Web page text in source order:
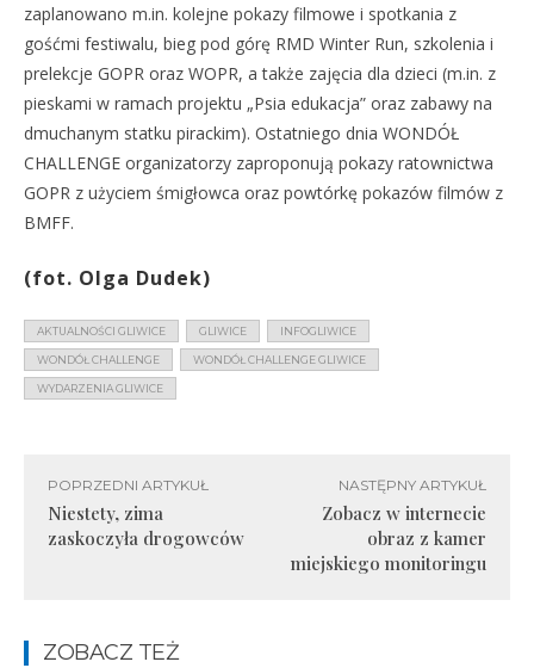
zaplanowano m.in. kolejne pokazy filmowe i spotkania z
gośćmi festiwalu, bieg pod górę RMD Winter Run, szkolenia i
prelekcje GOPR oraz WOPR, a także zajęcia dla dzieci (m.in. z
pieskami w ramach projektu „Psia edukacja” oraz zabawy na
dmuchanym statku pirackim). Ostatniego dnia WONDÓŁ
CHALLENGE organizatorzy zaproponują pokazy ratownictwa
GOPR z użyciem śmigłowca oraz powtórkę pokazów filmów z
BMFF.
(fot. Olga Dudek)
AKTUALNOŚCI GLIWICE GLIWICE INFOGLIWICE
WONDÓŁ CHALLENGE WONDÓŁ CHALLENGE GLIWICE
WYDARZENIA GLIWICE
POPRZEDNI ARTYKUŁ
Niestety, zima
zaskoczyła drogowców
NASTĘPNY ARTYKUŁ
Zobacz w internecie
obraz z kamer
miejskiego monitoringu
ZOBACZ TEŻ